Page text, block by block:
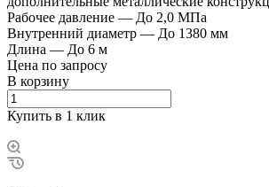
Рабочее давление — До 2,0 МПа
Внутренний диаметр — До 1380 мм
Длина — До 6 м
Цена по запросу
В корзину
Купить в 1 клик